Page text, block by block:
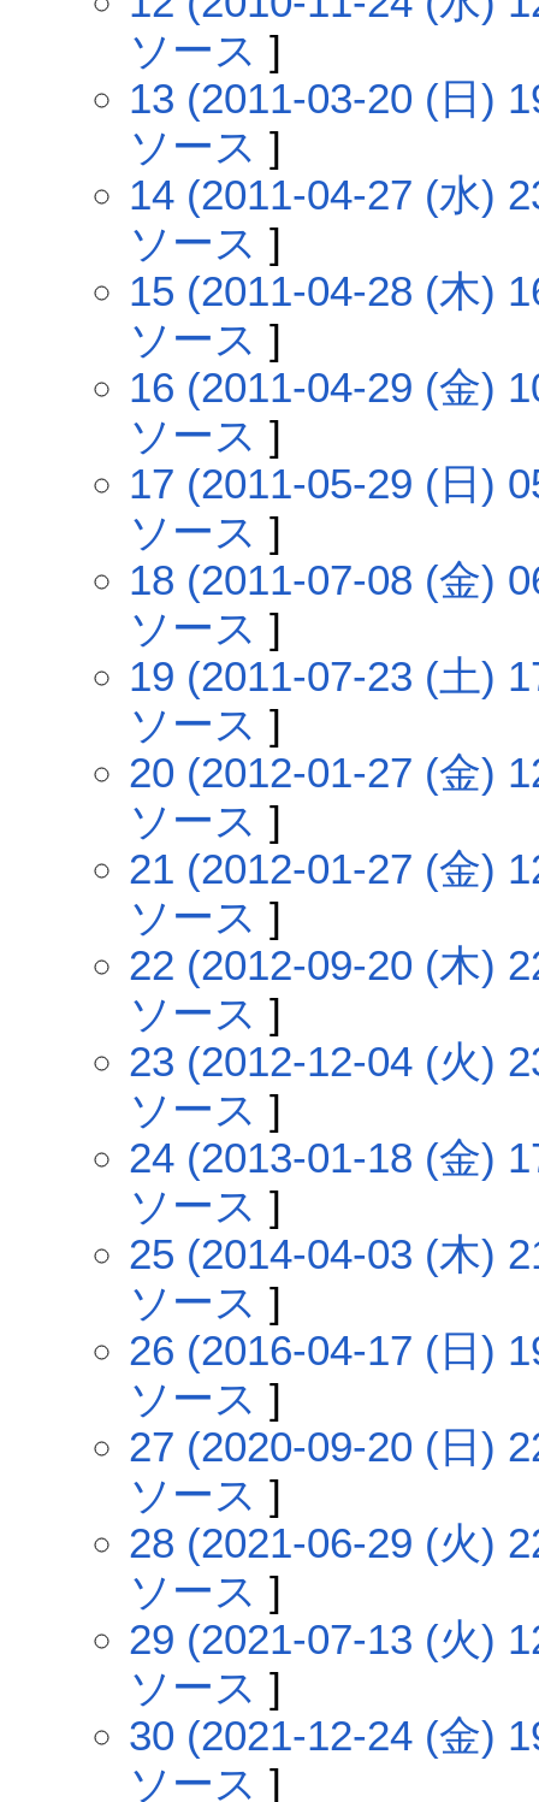
ソース ]
13 (2011-03-20 (日)
ソース ]
14 (2011-04-27 (水)
ソース ]
15 (2011-04-28 (木)
ソース ]
16 (2011-04-29 (金)
ソース ]
17 (2011-05-29 (日)
ソース ]
18 (2011-07-08 (金)
ソース ]
19 (2011-07-23 (土)
ソース ]
20 (2012-01-27 (金)
ソース ]
21 (2012-01-27 (金)
ソース ]
22 (2012-09-20 (木)
ソース ]
23 (2012-12-04 (火)
ソース ]
24 (2013-01-18 (金)
ソース ]
25 (2014-04-03 (木)
ソース ]
26 (2016-04-17 (日)
ソース ]
27 (2020-09-20 (日)
ソース ]
28 (2021-06-29 (火)
ソース ]
29 (2021-07-13 (火)
ソース ]
30 (2021-12-24 (金)
ソース ]